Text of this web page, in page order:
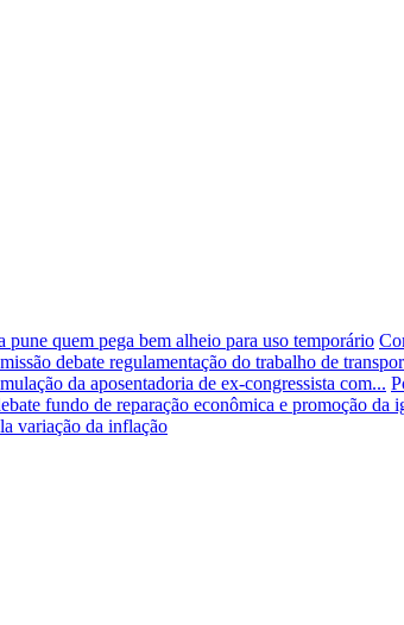
pune quem pega bem alheio para uso temporário
debate regulamentação do trabalho de
da aposentadoria de ex-congressista com...
fundo de reparação econômica e promoção da
variação da inflação